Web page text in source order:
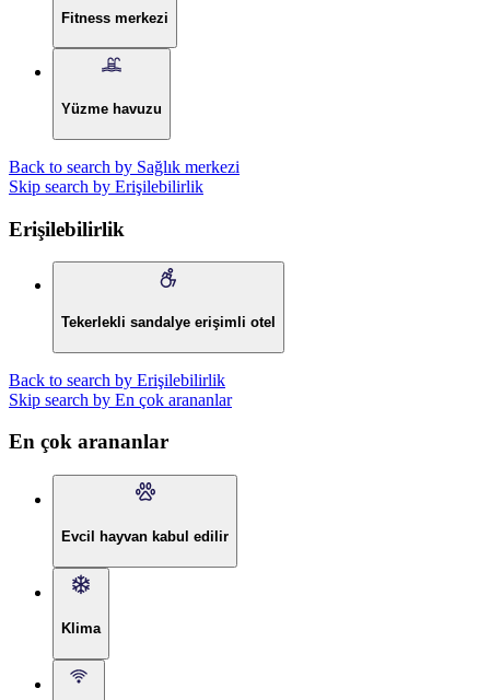
Fitness merkezi
Yüzme havuzu
Back to search by Sağlık merkezi
Skip search by Erişilebilirlik
Erişilebilirlik
Tekerlekli sandalye erişimli otel
Back to search by Erişilebilirlik
Skip search by En çok arananlar
En çok arananlar
Evcil hayvan kabul edilir
Klima